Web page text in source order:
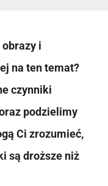
i
na ten temat?
czynniki
podzielimy
Ci zrozumieć,
są droższe niż